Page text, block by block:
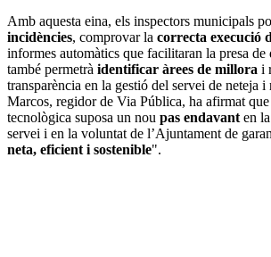
Amb aquesta eina, els inspectors municipals
incidències, comprovar la correcta execució
informes automàtics que facilitaran la presa de
també permetrà identificar àrees de millora i
transparència en la gestió del servei de neteja
Marcos, regidor de Via Pública, ha afirmat
tecnològica suposa un nou pas endavanten la
servei i en la voluntat de l’Ajuntament de
neta, eficient i sostenible".